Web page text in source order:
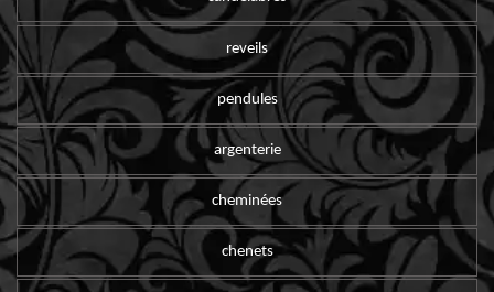
reveils
pendules
argenterie
cheminées
chenets